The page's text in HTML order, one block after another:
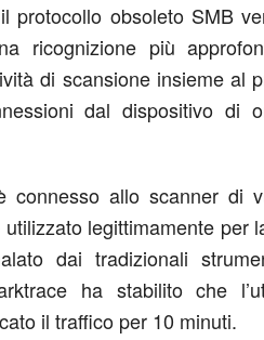
protocollo obsoleto SMB
ricognizione più
di scansione insieme al
dal dispositivo di
allo scanner di
legittimamente per
dai tradizionali
ha stabilito che
il traffico per 10 minuti.